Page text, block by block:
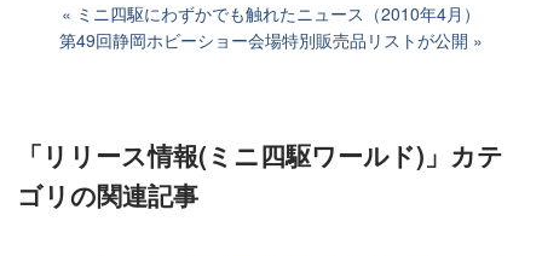
ミニ四駆にわずかでも触れたニュース（2010年4月）
第49回静岡ホビーショー会場特別販売品リストが公開
「リリース情報(ミニ四駆ワールド)」カテ
ゴリの関連記事